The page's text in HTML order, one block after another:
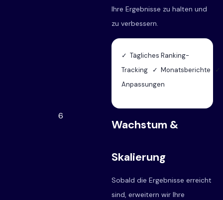
Ihre Ergebnisse zu halten und
zu verbessern.
✓ Tägliches Ranking-
Tracking ✓ Monatsberichte ✓
Anpassungen
6
Wachstum &
Skalierung
Sobald die Ergebnisse erreicht
sind, erweitern wir Ihre